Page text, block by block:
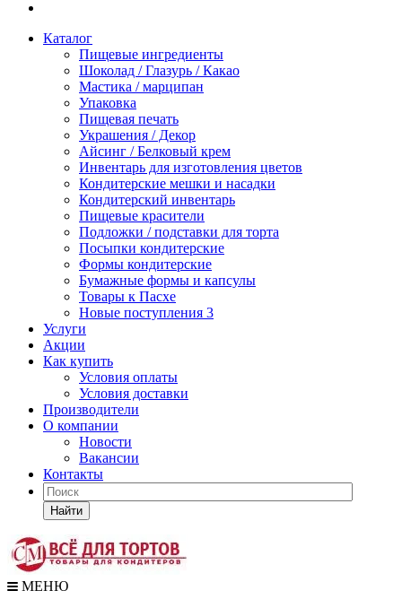
Каталог
Пищевые ингредиенты
Шоколад / Глазурь / Какао
Мастика / марципан
Упаковка
Пищевая печать
Украшения / Декор
Айсинг / Белковый крем
Инвентарь для изготовления цветов
Кондитерские мешки и насадки
Кондитерский инвентарь
Пищевые красители
Подложки / подставки для торта
Посыпки кондитерские
Формы кондитерские
Бумажные формы и капсулы
Товары к Пасхе
Новые поступления 3
Услуги
Акции
Как купить
Условия оплаты
Условия доставки
Производители
О компании
Новости
Вакансии
Контакты
Найти
МЕНЮ